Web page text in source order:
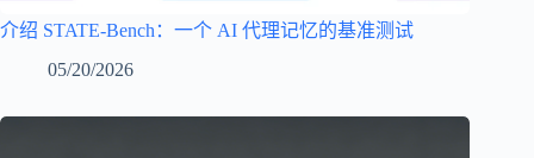
介绍 STATE-Bench：一个 AI 代理记忆的基准测试
05/20/2026